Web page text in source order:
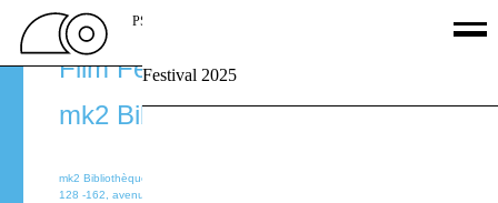
PSSFF
Festival 2025
Paris Surf & Skateboard
Film Festival 22‑25.09.16
mk2 Bibliothèque
mk2 Bibliothèque
128 -162, avenue de France